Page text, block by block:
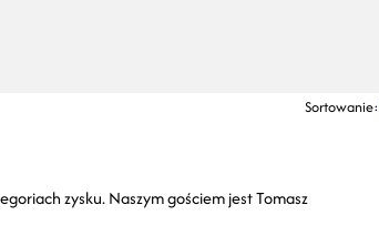
Sortowanie:
zysku. Naszym gościem jest Tomasz